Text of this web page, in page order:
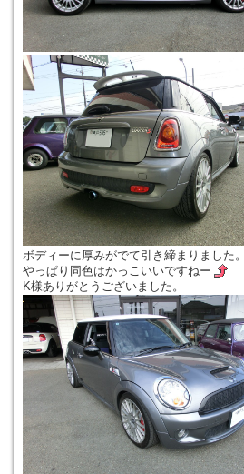
ボディーに厚みがでて引き締まりました。
やっぱり同色はかっこいいですねー
K様ありがとうございました。